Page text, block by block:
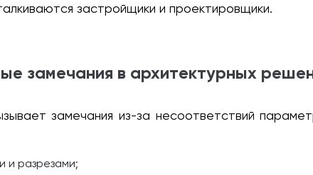
застройщики и проектировщики.
замечания в архитектурных
замечания из-за несоответствий
и разрезами;